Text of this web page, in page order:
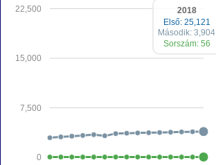
0
7,500
15,000
22,500
2018
Első: 25,121
Második: 3,904
Sorszám: 56